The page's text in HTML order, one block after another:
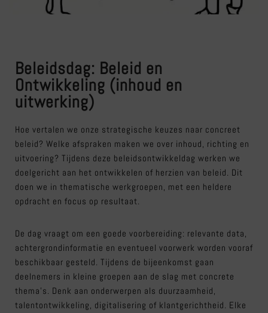
Beleidsdag: Beleid en
Ontwikkeling (inhoud en
uitwerking)
Hoe vertalen we onze strategische keuzes naar concreet
beleid? Welke afspraken maken we over inhoud, richting en
uitvoering? Tijdens deze beleidsontwikkeldag werken we
doelgericht aan het ontwikkelen of herzien van beleid. Dit
doen we in thematische werkgroepen, met een heldere
opdracht en focus op resultaat.
De dag vraagt om een goede voorbereiding: relevante data,
achtergrondinformatie en eventueel voorwerk worden vooraf
beschikbaar gesteld. Tijdens de bijeenkomst gaan
deelnemers in kleine groepen aan de slag met concrete
thema’s. Denk aan onderwerpen als duurzaamheid,
talentontwikkeling, digitalisering of klantgerichtheid. Elke